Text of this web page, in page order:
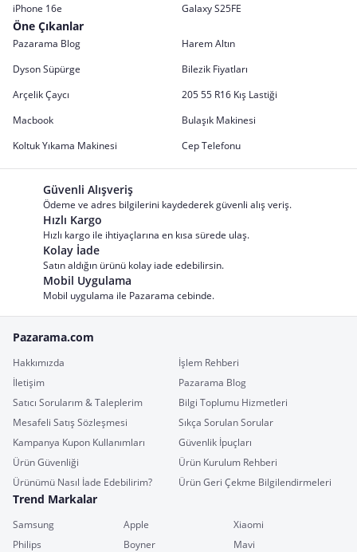
iPhone 16e Galaxy S25FE
Öne Çıkanlar
Pazarama Blog
Harem Altın
Dyson Süpürge
Bilezik Fiyatları
Arçelik Çaycı
205 55 R16 Kış Lastiği
Macbook
Bulaşık Makinesi
Koltuk Yıkama Makinesi
Cep Telefonu
Güvenli Alışveriş
Ödeme ve adres bilgilerini kaydederek güvenli alış veriş.
Hızlı Kargo
Hızlı kargo ile ihtiyaçlarına en kısa sürede ulaş.
Kolay İade
Satın aldığın ürünü kolay iade edebilirsin.
Mobil Uygulama
Mobil uygulama ile Pazarama cebinde.
Pazarama.com
Hakkımızda
İşlem Rehberi
İletişim
Pazarama Blog
Satıcı Sorularım & Taleplerim
Bilgi Toplumu Hizmetleri
Mesafeli Satış Sözleşmesi
Sıkça Sorulan Sorular
Kampanya Kupon Kullanımları
Güvenlik İpuçları
Ürün Güvenliği
Ürün Kurulum Rehberi
Ürünümü Nasıl İade Edebilirim?
Ürün Geri Çekme Bilgilendirmeleri
Trend Markalar
Samsung Apple
Xiaomi
Philips
Boyner
Mavi